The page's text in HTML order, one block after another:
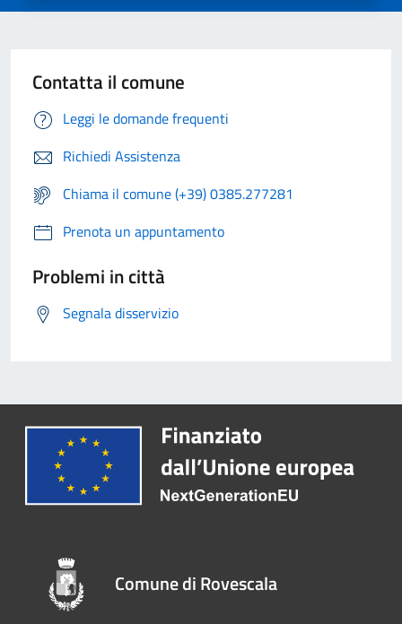
Contatta il comune
Leggi le domande frequenti
Richiedi Assistenza
Chiama il comune (+39) 0385.277281
Prenota un appuntamento
Problemi in città
Segnala disservizio
Comune di Rovescala